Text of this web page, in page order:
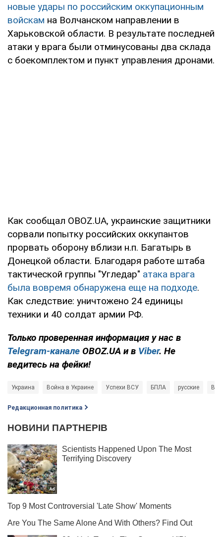
новые удары по российским оккупационным
войскам на Волчанском направлении в
Харьковской области. В результате последней
атаки у врага были отминусованы два склада
с боекомплектом и пункт управления дронами.
Как сообщал OBOZ.UA, украинские защитники
сорвали попытку российских оккупантов
прорвать оборону вблизи н.п. Багатырь в
Донецкой области. Благодаря работе штаба
тактической группы "Угледар" атака врага
была вовремя обнаружена еще на подходе.
Как следствие: уничтожено 24 единицы
техники и 40 солдат армии РФ.
Только проверенная информация у нас в
Telegram-канале OBOZ.UA и в Viber. Не
ведитесь на фейки!
Украина Война в Украине Успехи ВСУ БПЛА русские
Редакционная политика